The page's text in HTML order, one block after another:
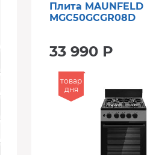
Плита MAUNFELD
MGC50GCGR08D
33 990 Р
товар
дня